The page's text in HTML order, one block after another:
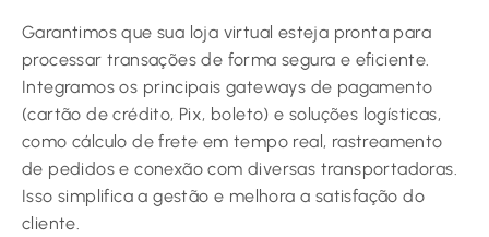
Garantimos que sua loja virtual esteja pronta para
processar transações de forma segura e eficiente.
Integramos os principais gateways de pagamento
(cartão de crédito, Pix, boleto) e soluções logísticas,
como cálculo de frete em tempo real, rastreamento
de pedidos e conexão com diversas transportadoras.
Isso simplifica a gestão e melhora a satisfação do
cliente.